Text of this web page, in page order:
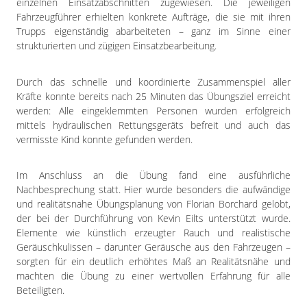
Fahrzeugführer erhielten konkrete Aufträge, die sie mit ihren
Trupps eigenständig abarbeiteten – ganz im Sinne einer
strukturierten und zügigen Einsatzbearbeitung.
Durch das schnelle und koordinierte Zusammenspiel aller
Kräfte konnte bereits nach 25 Minuten das Übungsziel erreicht
werden: Alle eingeklemmten Personen wurden erfolgreich
mittels hydraulischen Rettungsgeräts befreit und auch das
vermisste Kind konnte gefunden werden.
Im Anschluss an die Übung fand eine ausführliche
Nachbesprechung statt. Hier wurde besonders die aufwändige
und realitätsnahe Übungsplanung von Florian Borchard gelobt,
der bei der Durchführung von Kevin Eilts unterstützt wurde.
Elemente wie künstlich erzeugter Rauch und realistische
Geräuschkulissen – darunter Geräusche aus den Fahrzeugen –
sorgten für ein deutlich erhöhtes Maß an Realitätsnähe und
machten die Übung zu einer wertvollen Erfahrung für alle
Beteiligten.